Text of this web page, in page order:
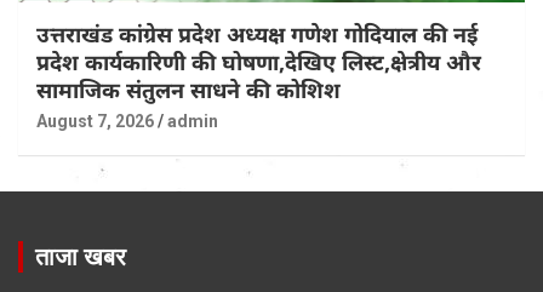
उत्तराखंड कांग्रेस प्रदेश अध्यक्ष गणेश गोदियाल की नई
प्रदेश कार्यकारिणी की घोषणा,देखिए लिस्ट,क्षेत्रीय और
सामाजिक संतुलन साधने की कोशिश
August 7, 2026 admin
ताजा खबर